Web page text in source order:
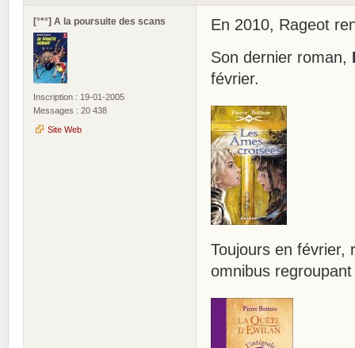
[°*°] A la poursuite des scans
Inscription : 19-01-2005
Messages : 20 438
Site Web
En 2010, Rageot
Son dernier roman,
février.
Toujours en février,
omnibus